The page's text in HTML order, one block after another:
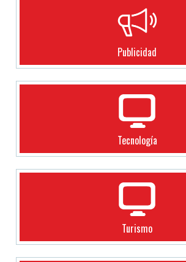
Publicidad
Tecnología
Turismo